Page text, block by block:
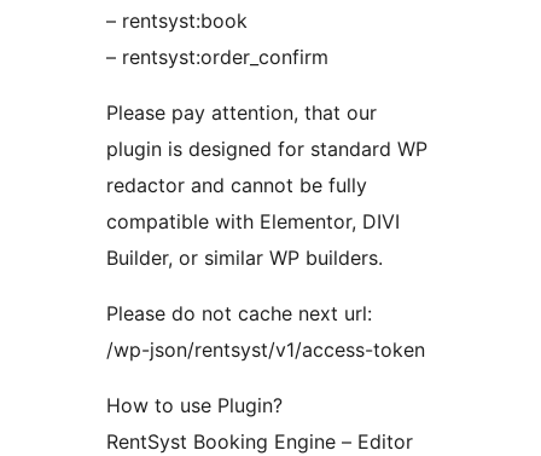
– rentsyst:book
– rentsyst:order_confirm
Please pay attention, that our
plugin is designed for standard WP
redactor and cannot be fully
compatible with Elementor, DIVI
Builder, or similar WP builders.
Please do not cache next url:
/wp-json/rentsyst/v1/access-token
How to use Plugin?
RentSyst Booking Engine – Editor